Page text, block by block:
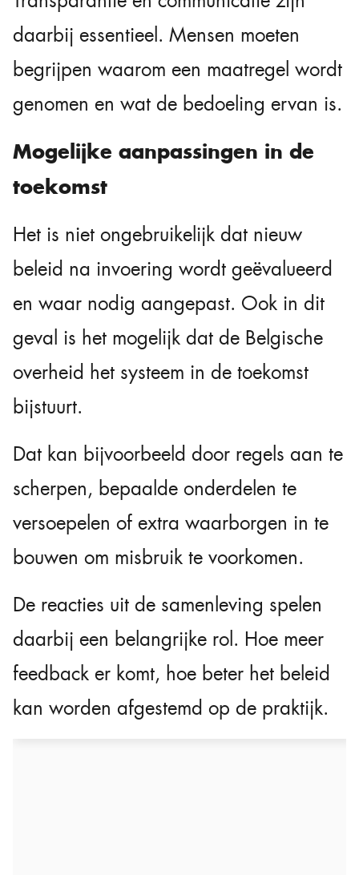
daarbij essentieel. Mensen moeten
begrijpen waarom een maatregel wordt
genomen en wat de bedoeling ervan is.
Mogelijke aanpassingen in de
toekomst
Het is niet ongebruikelijk dat nieuw
beleid na invoering wordt geëvalueerd
en waar nodig aangepast. Ook in dit
geval is het mogelijk dat de Belgische
overheid het systeem in de toekomst
bijstuurt.
Dat kan bijvoorbeeld door regels aan te
scherpen, bepaalde onderdelen te
versoepelen of extra waarborgen in te
bouwen om misbruik te voorkomen.
De reacties uit de samenleving spelen
daarbij een belangrijke rol. Hoe meer
feedback er komt, hoe beter het beleid
kan worden afgestemd op de praktijk.